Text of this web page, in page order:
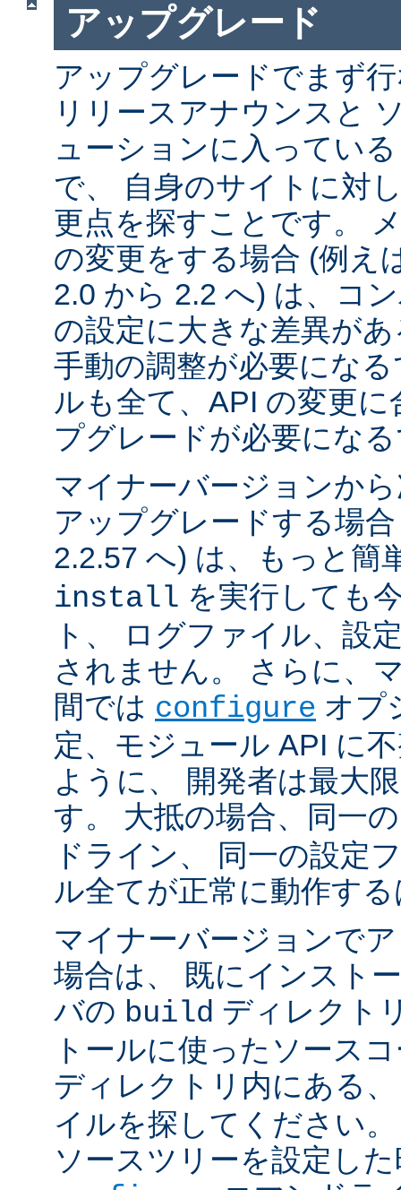
アップグレード
アップグレードでまず
リリースアナウンスと
ューションに入ってい
で、 自身のサイトに対
更点を探すことです。
の変更をする場合 (例え
2.0 から 2.2 へ) は、コ
の設定に大きな差異が
手動の調整が必要にな
ルも全て、API の変更
プグレードが必要にな
マイナーバージョンか
アップグレードする場
2.2.57 へ) は、もっと簡
install を実行しても
ト、 ログファイル、設
されません。 さらに、
間では configure オプ
定、モジュール API に
ように、 開発者は最大
す。 大抵の場合、同一
ドライン、 同一の設定
ル全てが正常に動作す
マイナーバージョンで
場合は、 既にインスト
バの build ディレクト
トールに使ったソース
ディレクトリ内にある
イルを探してください
ソースツリーを設定し